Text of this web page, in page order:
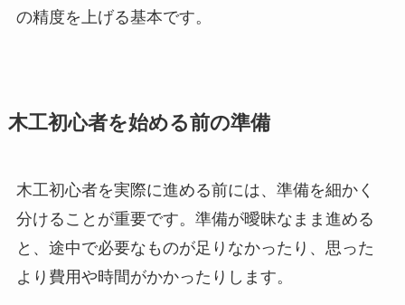
の精度を上げる基本です。
木工初心者を始める前の準備
木工初心者を実際に進める前には、準備を細かく
分けることが重要です。準備が曖昧なまま進める
と、途中で必要なものが足りなかったり、思った
より費用や時間がかかったりします。